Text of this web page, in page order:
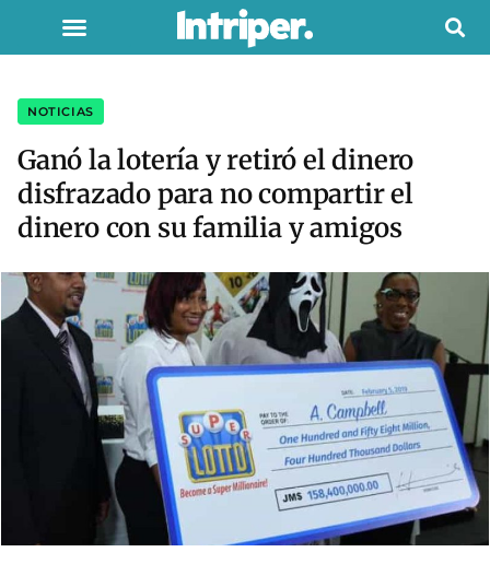
NOTICIAS
Ganó la lotería y retiró el dinero
disfrazado para no compartir el
dinero con su familia y amigos